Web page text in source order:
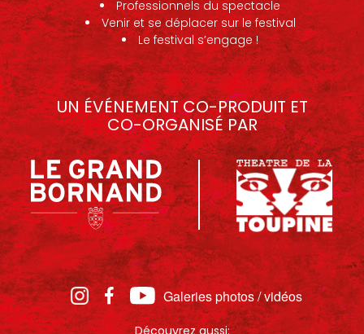
Professionnels du spectacle
Venir et se déplacer sur le festival
Le festival s’engage !
UN ÉVÉNEMENT CO-PRODUIT ET
CO-ORGANISÉ PAR
Galeries photos / vidéos
Découvrez aussi: